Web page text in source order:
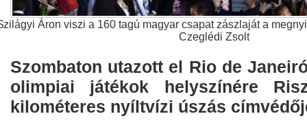
Áron viszi a 160 tagú magyar csapat zászlaját a
Czeglédi Zsolt
Szombaton utazott el Rio de
olimpiai játékok helyszínére
kilométeres nyíltvízi úszás